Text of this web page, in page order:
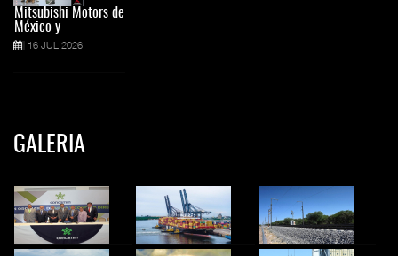
Mitsubishi Motors de
México y
16 JUL 2026
GALERIA